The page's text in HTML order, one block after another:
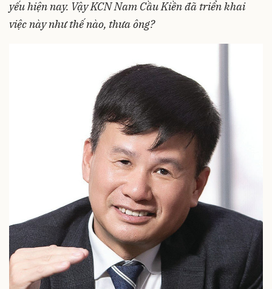
yếu hiện nay. Vậy KCN Nam Cầu Kiền đã triển khai
việc này như thế nào, thưa ông?